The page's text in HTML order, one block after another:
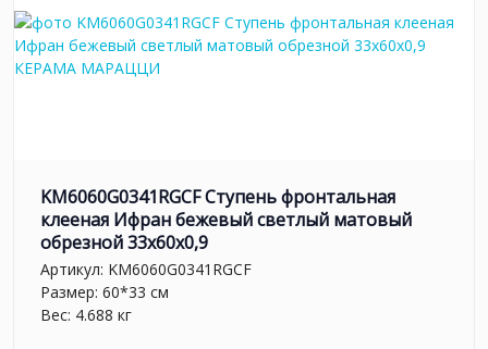
KM6060G0341RGCF Ступень фронтальная
клееная Ифран бежевый светлый матовый
обрезной 33x60x0,9
Артикул: KM6060G0341RGCF
Размер: 60*33 см
Вес: 4.688 кг